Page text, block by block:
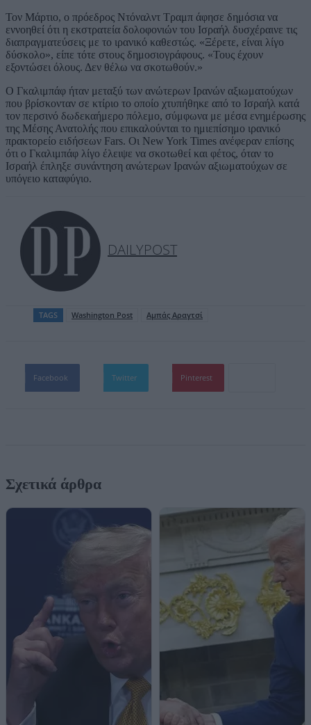
Τον Μάρτιο, ο πρόεδρος Ντόναλντ Τραμπ άφησε δημόσια να
εννοηθεί ότι η εκστρατεία δολοφονιών του Ισραήλ δυσχέραινε τις
διαπραγματεύσεις με το ιρανικό καθεστώς. «Ξέρετε, είναι λίγο
δύσκολο», είπε τότε στους δημοσιογράφους. «Τους έχουν
εξοντώσει όλους. Δεν θέλω να σκοτωθούν.»
Ο Γκαλιμπάφ ήταν μεταξύ των ανώτερων Ιρανών αξιωματούχων
που βρίσκονταν σε κτίριο το οποίο χτυπήθηκε από το Ισραήλ κατά
τον περσινό δωδεκαήμερο πόλεμο, σύμφωνα με μέσα ενημέρωσης
της Μέσης Ανατολής που επικαλούνται το ημιεπίσημο ιρανικό
πρακτορείο ειδήσεων Fars. Οι New York Times ανέφεραν επίσης
ότι ο Γκαλιμπάφ λίγο έλειψε να σκοτωθεί και φέτος, όταν το
Ισραήλ έπληξε συνάντηση ανώτερων Ιρανών αξιωματούχων σε
υπόγειο καταφύγιο.
DAILYPOST
TAGS Washington Post Αμπάς Αραγτσί
Facebook Twitter Pinterest
Σχετικά άρθρα